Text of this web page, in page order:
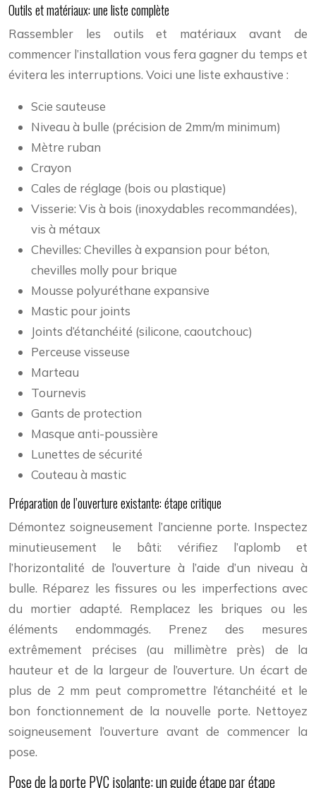
Outils et matériaux: une liste complète
Rassembler les outils et matériaux avant de
commencer l’installation vous fera gagner du temps et
évitera les interruptions. Voici une liste exhaustive :
Scie sauteuse
Niveau à bulle (précision de 2mm/m minimum)
Mètre ruban
Crayon
Cales de réglage (bois ou plastique)
Visserie: Vis à bois (inoxydables recommandées),
vis à métaux
Chevilles: Chevilles à expansion pour béton,
chevilles molly pour brique
Mousse polyuréthane expansive
Mastic pour joints
Joints d’étanchéité (silicone, caoutchouc)
Perceuse visseuse
Marteau
Tournevis
Gants de protection
Masque anti-poussière
Lunettes de sécurité
Couteau à mastic
Préparation de l’ouverture existante: étape critique
Démontez soigneusement l’ancienne porte. Inspectez
minutieusement le bâti: vérifiez l’aplomb et
l’horizontalité de l’ouverture à l’aide d’un niveau à
bulle. Réparez les fissures ou les imperfections avec
du mortier adapté. Remplacez les briques ou les
éléments endommagés. Prenez des mesures
extrêmement précises (au millimètre près) de la
hauteur et de la largeur de l’ouverture. Un écart de
plus de 2 mm peut compromettre l’étanchéité et le
bon fonctionnement de la nouvelle porte. Nettoyez
soigneusement l’ouverture avant de commencer la
pose.
Pose de la porte PVC isolante: un guide étape par étape